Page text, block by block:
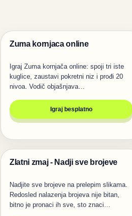
Igre
Zuma kornjaca online
Igraj Zuma kornjača online: spoji tri iste
kuglice, zaustavi pokretni niz i prođi 20
nivoa. Vodič objašnjava…
Igraj besplatno
Igre
Zlatni zmaj - Nadji sve brojeve
Nadjite sve brojeve na prelepim slikama.
Redosled nalazenja brojeva nije bitan,
bitno je pronaci ih sve, sto znaci…